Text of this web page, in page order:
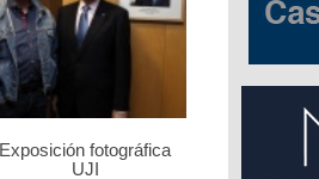
Exposición fotográfica
UJI